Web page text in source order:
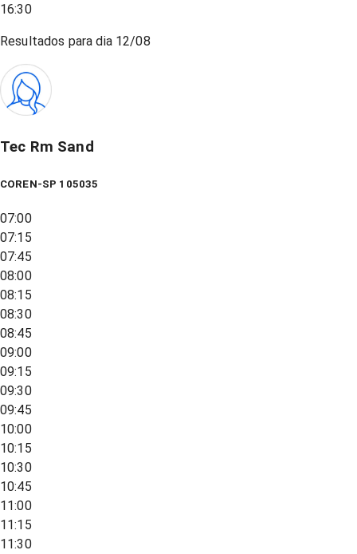
16:30
Resultados para dia 12/08
Tec Rm Sand
COREN-SP 105035
07:00
07:15
07:45
08:00
08:15
08:30
08:45
09:00
09:15
09:30
09:45
10:00
10:15
10:30
10:45
11:00
11:15
11:30